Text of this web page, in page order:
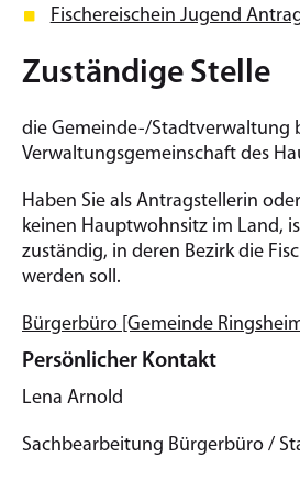
Fischereischein Jugend
Zuständige Stelle
die Gemeinde-/Stadtverwaltung
Verwaltungsgemeinschaft des
Haben Sie als Antragstellerin
keinen Hauptwohnsitz im Land,
zuständig, in deren Bezirk die
werden soll.
Bürgerbüro [Gemeinde
Persönlicher Kontakt
Lena Arnold
Sachbearbeitung Bürgerbüro /